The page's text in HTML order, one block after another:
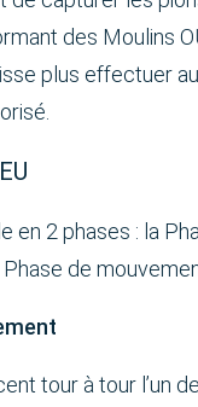
des Moulins
plus effectuer
en 2 phases : la
de
tour à tour l’un